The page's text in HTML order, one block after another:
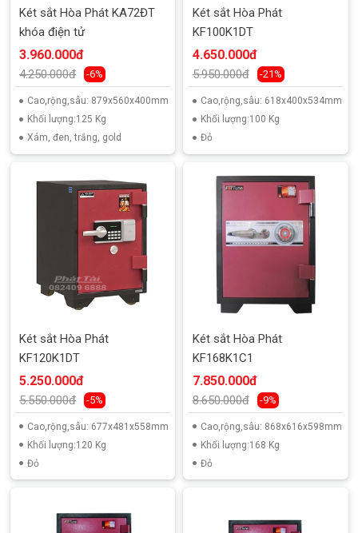
Két sắt Hòa Phát KA72ĐT
khóa điện tử
3.960.000đ
4.250.000đ -6%
Cao,rộng,sâu: 879x560x400mm
Khối lượng:125 Kg
Xám, đen, trắng, gold
Két sắt Hòa Phát
KF100K1DT
4.650.000đ
5.950.000đ -21%
Cao,rộng,sâu: 618x400x534mm
Khối lượng:100 Kg
Đỏ
Két sắt Hòa Phát
KF120K1DT
5.250.000đ
5.550.000đ -5%
Cao,rộng,sâu: 677x481x558mm
Khối lượng:120 Kg
Đỏ
Két sắt Hòa Phát
KF168K1C1
7.850.000đ
8.650.000đ -9%
Cao,rộng,sâu: 868x616x598mm
Khối lượng:168 Kg
Đỏ